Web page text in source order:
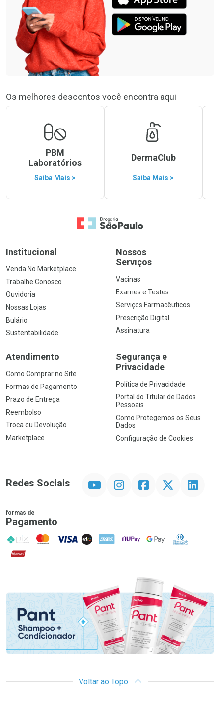
Os melhores descontos você encontra aqui
PBM
Laboratórios
Saiba Mais >
DermaClub
Saiba Mais >
Ir para a Home
Institucional
Venda No Marketplace
Trabalhe Conosco
Ouvidoria
Nossas Lojas
Bulário
Sustentabilidade
Nossos
Serviços
Vacinas
Exames e Testes
Serviços Farmacêuticos
Prescrição Digital
Assinatura
Atendimento
Como Comprar no Site
Formas de Pagamento
Prazo de Entrega
Reembolso
Troca ou Devolução
Marketplace
Segurança e
Privacidade
Política de Privacidade
Portal do Titular de Dados
Pessoais
Como Protegemos os Seus
Dados
Configuração de Cookies
Redes Sociais InstagramFacebookTwitter Linkedin
formas de
Pagamento
PIX MasterCard
VISA ELO AMEX NuPay Google PayDiners Club
Hipercard
Voltar ao Topo